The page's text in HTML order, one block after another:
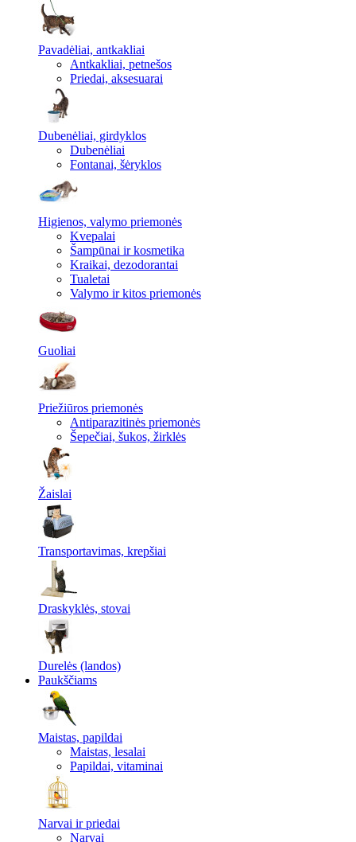
Pavadėliai, antkakliai
Antkakliai, petnešos
Priedai, aksesuarai
Dubenėliai, girdyklos
Dubenėliai
Fontanai, šėryklos
Higienos, valymo priemonės
Kvepalai
Šampūnai ir kosmetika
Kraikai, dezodorantai
Tualetai
Valymo ir kitos priemonės
Guoliai
Priežiūros priemonės
Antiparazitinės priemonės
Šepečiai, šukos, žirklės
Žaislai
Transportavimas, krepšiai
Draskyklės, stovai
Durelės (landos)
Paukščiams
Maistas, papildai
Maistas, lesalai
Papildai, vitaminai
Narvai ir priedai
Narvai